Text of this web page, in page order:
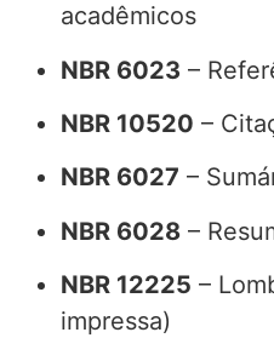
acadêmicos
NBR 6023 –
NBR 10520 –
NBR 6027 –
NBR 6028 –
NBR 12225 –
impressa)